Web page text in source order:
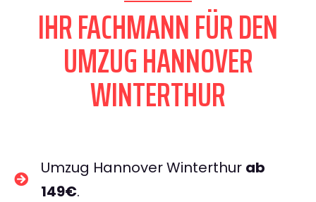
IHR FACHMANN FÜR DEN
UMZUG HANNOVER
WINTERTHUR
Umzug Hannover Winterthur ab
149€.